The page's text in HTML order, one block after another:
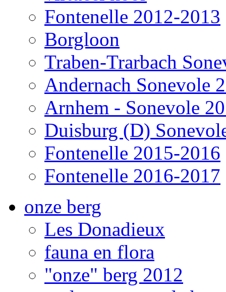
Fontenelle 2012-2013
Borgloon
Traben-Trarbach
Andernach Sonevole
Arnhem - Sonevole
Duisburg (D)
Fontenelle 2015-2016
Fontenelle 2016-2017
onze berg
Les Donadieux
fauna en flora
"onze" berg 2012